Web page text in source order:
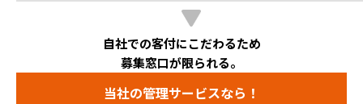
自社での客付にこだわるため
募集窓口が限られる。
当社の管理サービスなら！